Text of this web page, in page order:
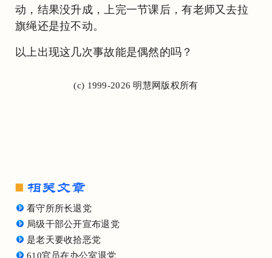
动，结果没升成，上完一节课后，有老师又去拉
旗绳还是拉不动。
以上出现这几次事故能是偶然的吗？
(c) 1999-2026 明慧网版权所有
看守所所长退党
局级干部公开宣布退党
是老天要收拾恶党
610官员在办公室退党